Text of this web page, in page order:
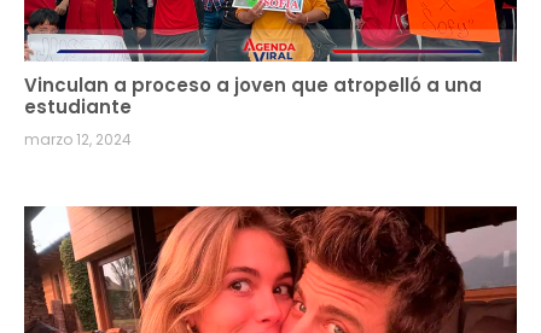
Vinculan a proceso a joven que atropelló a una
estudiante
marzo 12, 2024